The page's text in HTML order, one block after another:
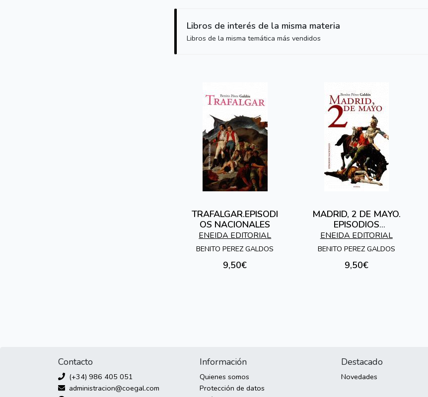
Libros de interés de la misma materia
Libros de la misma temática más vendidos
TRAFALGAR.EPISODI
OS NACIONALES
ENEIDA EDITORIAL
BENITO PEREZ GALDOS
9,50€
MADRID, 2 DE MAYO.
EPISODIOS
NACIONALES
ENEIDA EDITORIAL
BENITO PEREZ GALDOS
9,50€
Contacto
(+34) 986 405 051
administracion@coegal.com
Información
Quienes somos
Protección de datos
Destacado
Novedades